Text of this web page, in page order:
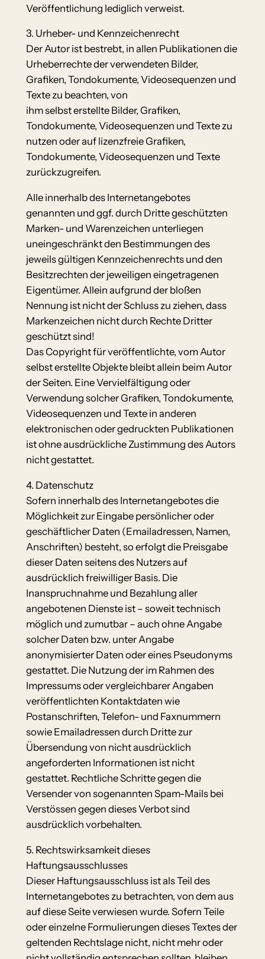
Veröffentlichung lediglich verweist.
3. Urheber- und Kennzeichenrecht
Der Autor ist bestrebt, in allen Publikationen die
Urheberrechte der verwendeten Bilder,
Grafiken, Tondokumente, Videosequenzen und
Texte zu beachten, von
ihm selbst erstellte Bilder, Grafiken,
Tondokumente, Videosequenzen und Texte zu
nutzen oder auf lizenzfreie Grafiken,
Tondokumente, Videosequenzen und Texte
zurückzugreifen.
Alle innerhalb des Internetangebotes
genannten und ggf. durch Dritte geschützten
Marken- und Warenzeichen unterliegen
uneingeschränkt den Bestimmungen des
jeweils gültigen Kennzeichenrechts und den
Besitzrechten der jeweiligen eingetragenen
Eigentümer. Allein aufgrund der bloßen
Nennung ist nicht der Schluss zu ziehen, dass
Markenzeichen nicht durch Rechte Dritter
geschützt sind!
Das Copyright für veröffentlichte, vom Autor
selbst erstellte Objekte bleibt allein beim Autor
der Seiten. Eine Vervielfältigung oder
Verwendung solcher Grafiken, Tondokumente,
Videosequenzen und Texte in anderen
elektronischen oder gedruckten Publikationen
ist ohne ausdrückliche Zustimmung des Autors
nicht gestattet.
4. Datenschutz
Sofern innerhalb des Internetangebotes die
Möglichkeit zur Eingabe persönlicher oder
geschäftlicher Daten (Emailadressen, Namen,
Anschriften) besteht, so erfolgt die Preisgabe
dieser Daten seitens des Nutzers auf
ausdrücklich freiwilliger Basis. Die
Inanspruchnahme und Bezahlung aller
angebotenen Dienste ist – soweit technisch
möglich und zumutbar – auch ohne Angabe
solcher Daten bzw. unter Angabe
anonymisierter Daten oder eines Pseudonyms
gestattet. Die Nutzung der im Rahmen des
Impressums oder vergleichbarer Angaben
veröffentlichten Kontaktdaten wie
Postanschriften, Telefon- und Faxnummern
sowie Emailadressen durch Dritte zur
Übersendung von nicht ausdrücklich
angeforderten Informationen ist nicht
gestattet. Rechtliche Schritte gegen die
Versender von sogenannten Spam-Mails bei
Verstössen gegen dieses Verbot sind
ausdrücklich vorbehalten.
5. Rechtswirksamkeit dieses
Haftungsausschlusses
Dieser Haftungsausschluss ist als Teil des
Internetangebotes zu betrachten, von dem aus
auf diese Seite verwiesen wurde. Sofern Teile
oder einzelne Formulierungen dieses Textes der
geltenden Rechtslage nicht, nicht mehr oder